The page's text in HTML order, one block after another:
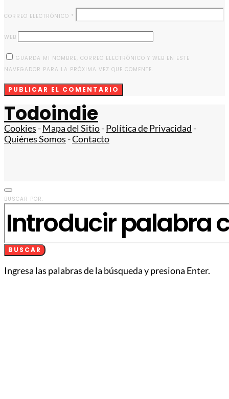
CORREO ELECTRÓNICO *
WEB
GUARDA MI NOMBRE, CORREO ELECTRÓNICO Y WEB EN ESTE
NAVEGADOR PARA LA PRÓXIMA VEZ QUE COMENTE.
Todoindie
Cookies -Mapa del Sitio-Política de Privacidad -
Quiénes Somos -Contacto
BUSCAR POR:
BUSCAR
Ingresa las palabras de la búsqueda y presiona Enter.